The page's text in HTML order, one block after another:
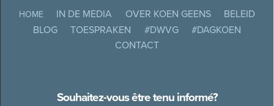
HOME IN DE MEDIA OVER KOEN GEENS
BELEID
BLOG
TOESPRAKEN #DWVG
#DAGKOEN
CONTACT
Souhaitez-vous être tenu informé?